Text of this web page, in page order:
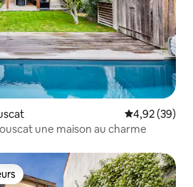
Évaluation
4,92 (39)
une maison au charme